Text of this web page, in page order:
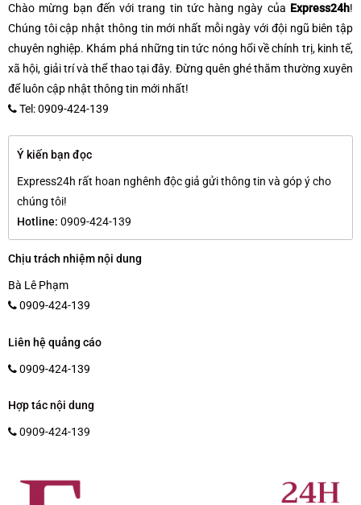
Chào mừng bạn đến với trang tin tức hàng ngày của Express24h!
Chúng tôi cập nhật thông tin mới nhất mỗi ngày với đội ngũ biên tập
chuyên nghiệp. Khám phá những tin tức nóng hổi về chính trị, kinh tế,
xã hội, giải trí và thể thao tại đây. Đừng quên ghé thăm thường xuyên
để luôn cập nhật thông tin mới nhất!
Tel: 0909-424-139
Ý kiến bạn đọc
Express24h rất hoan nghênh độc giả gửi thông tin và góp ý cho
chúng tôi!
Hotline: 0909-424-139
Chịu trách nhiệm nội dung
Bà Lê Phạm
0909-424-139
Liên hệ quảng cáo
0909-424-139
Hợp tác nội dung
0909-424-139